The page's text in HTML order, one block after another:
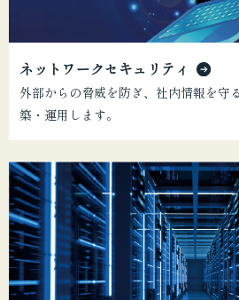
ネットワークセキュリティ
外部からの脅威を防ぎ、社内情報を守
築・運用します。